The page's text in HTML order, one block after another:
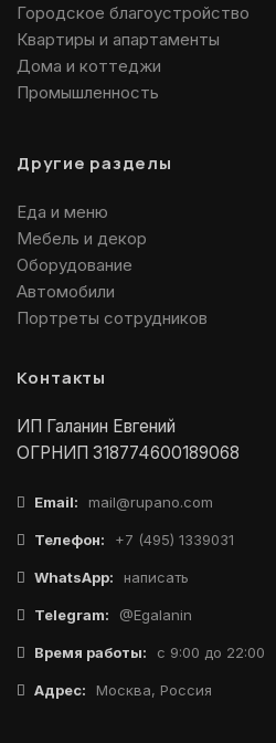
Городское благоустройство
Квартиры и апартаменты
Дома и коттеджи
Промышленность
Другие разделы
Еда и меню
Мебель и декор
Оборудование
Автомобили
Портреты сотрудников
Контакты
ИП Галанин Евгений
ОГРНИП 318774600189068
Email: mail@rupano.com
Телефон: +7 (495) 1339031
WhatsApp: написать
Telegram: @Egalanin
Время работы: с 9:00 до 22:00
Адрес: Москва, Россия